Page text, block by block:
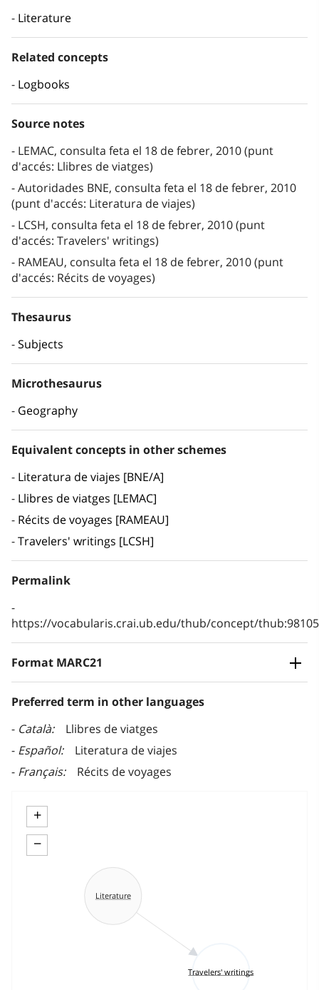
Literature
Related concepts
Logbooks
Source notes
LEMAC, consulta feta el 18 de febrer, 2010 (punt
d'accés: Llibres de viatges)
Autoridades BNE, consulta feta el 18 de febrer, 2010
(punt d'accés: Literatura de viajes)
LCSH, consulta feta el 18 de febrer, 2010 (punt
d'accés: Travelers' writings)
RAMEAU, consulta feta el 18 de febrer, 2010 (punt
d'accés: Récits de voyages)
Thesaurus
Subjects
Microthesaurus
Geography
Equivalent concepts in other schemes
Literatura de viajes [BNE/A]
Llibres de viatges [LEMAC]
Récits de voyages [RAMEAU]
Travelers' writings [LCSH]
Permalink
https://vocabularis.crai.ub.edu/thub/concept/
Format MARC21
Preferred term in other languages
Català
Llibres de viatges
Español
Literatura de viajes
Français
Récits de voyages
+
−
Travelers' writings
Literature